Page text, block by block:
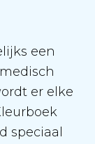
een
er elke
speciaal